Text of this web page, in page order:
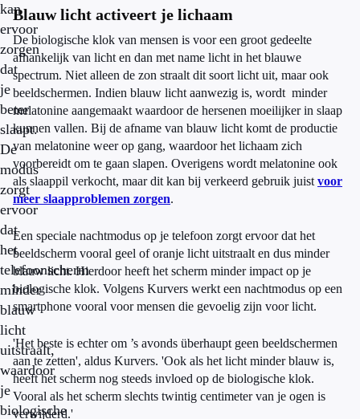
kan
ervoor
zorgen
dat
je
beter
slaapt.
De
modus
zorgt
ervoor
dat
het
telefoonscherm
minder
blauw
licht
uitstraalt,
waardoor
je
biologische
Blauw licht activeert je lichaam
De biologische klok van mensen is voor een groot gedeelte
afhankelijk van licht en dan met name licht in het blauwe
spectrum. Niet alleen de zon straalt dit soort licht uit, maar ook
beeldschermen. Indien blauw licht aanwezig is, wordt minder
melatonine aangemaakt waardoor de hersenen moeilijker in slaap
kunnen vallen. Bij de afname van blauw licht komt de productie
van melatonine weer op gang, waardoor het lichaam zich
voorbereidt om te gaan slapen. Overigens wordt melatonine ook
als slaappil verkocht, maar dit kan bij verkeerd gebruik juist voor
meer slaapproblemen zorgen.
Een speciale nachtmodus op je telefoon zorgt ervoor dat het
beeldscherm vooral geel of oranje licht uitstraalt en dus minder
blauw licht. Hierdoor heeft het scherm minder impact op je
biologische klok. Volgens Kurvers werkt een nachtmodus op een
smartphone vooral voor mensen die gevoelig zijn voor licht.
'Het beste is echter om ’s avonds überhaupt geen beeldschermen
aan te zetten', aldus Kurvers. 'Ook als het licht minder blauw is,
heeft het scherm nog steeds invloed op de biologische klok.
Vooral als het scherm slechts twintig centimeter van je ogen is
verwijderd.'